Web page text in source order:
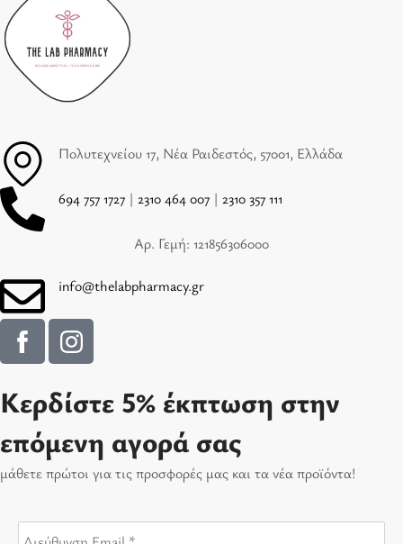
Πολυτεχνείου 17, Νέα Ραιδεστός, 57001, Ελλάδα
694 757 1727 | 2310 464 007 | 2310 357 111
Αρ. Γεμή: 121856306000
info@thelabpharmacy.gr
Κερδίστε 5% έκπτωση στην
επόμενη αγορά σας
μάθετε πρώτοι για τις προσφορές μας και τα νέα προϊόντα!